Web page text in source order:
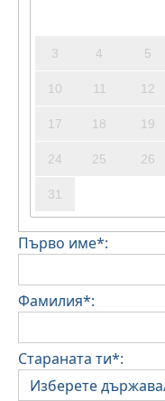
3 4 5
10 11 12
17 18 19
24 25 26
31
Първо име*:
Фамилия*:
Стараната ти*: